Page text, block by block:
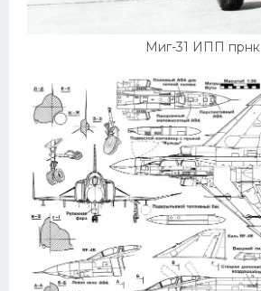
Миг-31 ИПП прнк